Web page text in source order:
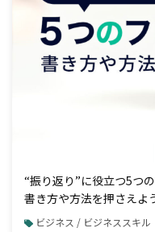
“振り返り”に役立つ5つ
書き方や方法を押さえよ
ビジネス / ビジネススキル